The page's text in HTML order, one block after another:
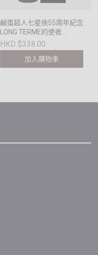
鹹蛋超人七星俠55周年紀念
LONG TERME的使者
Sparking 純米吟釀720ml
HKD $338.00
加入購物車